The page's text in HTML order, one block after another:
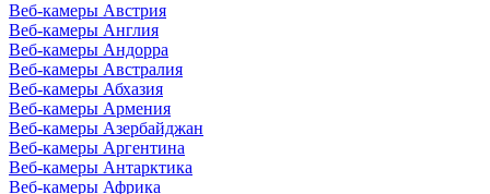
Веб-камеры Австрия
Веб-камеры Англия
Веб-камеры Андорра
Веб-камеры Австралия
Веб-камеры Абхазия
Веб-камеры Армения
Веб-камеры Азербайджан
Веб-камеры Аргентина
Веб-камеры Антарктика
Веб-камеры Африка